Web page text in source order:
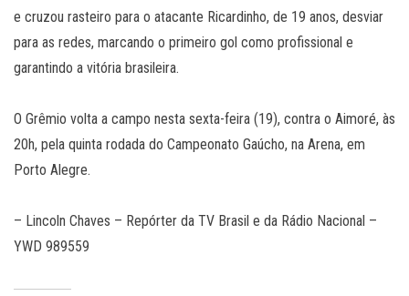
e cruzou rasteiro para o atacante Ricardinho, de 19 anos, desviar
para as redes, marcando o primeiro gol como profissional e
garantindo a vitória brasileira.
O Grêmio volta a campo nesta sexta-feira (19), contra o Aimoré, às
20h, pela quinta rodada do Campeonato Gaúcho, na Arena, em
Porto Alegre.
– Lincoln Chaves – Repórter da TV Brasil e da Rádio Nacional –
YWD 989559